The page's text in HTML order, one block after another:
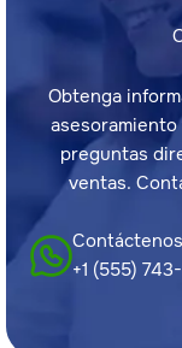
Obtenga
preguntas
ventas.
Contáctenos
+1 (555)